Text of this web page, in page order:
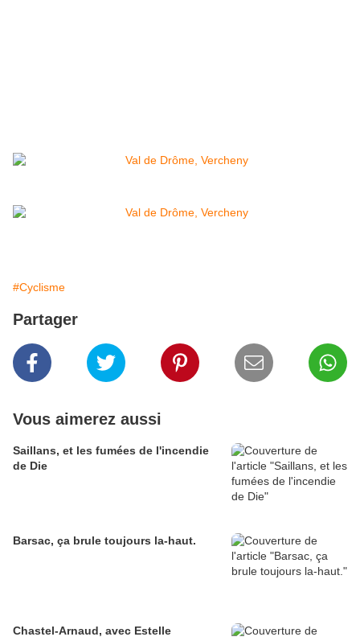
#Cyclisme
Partager
Vous aimerez aussi
Saillans, et les fumées de l'incendie
de Die
Barsac, ça brule toujours la-haut.
Chastel-Arnaud, avec Estelle